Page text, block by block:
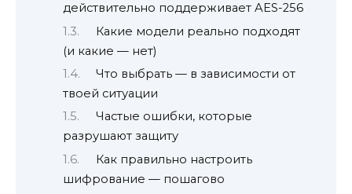
действительно поддерживает AES-256
Какие модели реально подходят
(и какие — нет)
Что выбрать — в зависимости от
твоей ситуации
Частые ошибки, которые
разрушают защиту
Как правильно настроить
шифрование — пошагово